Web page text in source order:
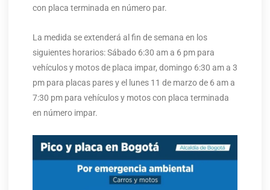
con placa terminada en número par.
La medida se extenderá al fin de semana en los
siguientes horarios: Sábado 6:30 am a 6 pm para
vehículos y motos de placa impar, domingo 6:30 am a 3
pm para placas pares y el lunes 11 de marzo de 6 am a
7:30 pm para vehículos y motos con placa terminada
en número impar.